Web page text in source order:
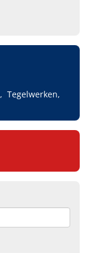
Tegelwerken